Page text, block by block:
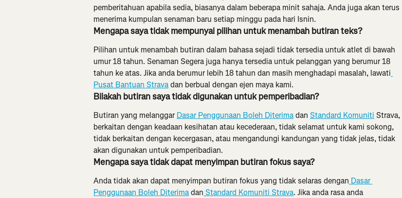
pemberitahuan apabila sedia, biasanya dalam beberapa minit sahaja. Anda juga akan terus
menerima kumpulan senaman baru setiap minggu pada hari Isnin.
Mengapa saya tidak mempunyai pilihan untuk menambah butiran teks?
Pilihan untuk menambah butiran dalam bahasa sejadi tidak tersedia untuk atlet di bawah
umur 18 tahun. Senaman Segera juga hanya tersedia untuk pelanggan yang berumur 18
tahun ke atas. Jika anda berumur lebih 18 tahun dan masih menghadapi masalah, lawati
Pusat Bantuan Strava dan berbual dengan ejen maya kami.
Bilakah butiran saya tidak digunakan untuk pemperibadian?
Butiran yang melanggar Dasar Penggunaan Boleh Diterima dan Standard Komuniti Strava,
berkaitan dengan keadaan kesihatan atau kecederaan, tidak selamat untuk kami sokong,
tidak berkaitan dengan kecergasan, atau mengandungi kandungan yang tidak jelas, tidak
akan digunakan untuk pemperibadian.
Mengapa saya tidak dapat menyimpan butiran fokus saya?
Anda tidak akan dapat menyimpan butiran fokus yang tidak selaras dengan Dasar
Penggunaan Boleh Diterima dan Standard Komuniti Strava. Jika anda rasa anda